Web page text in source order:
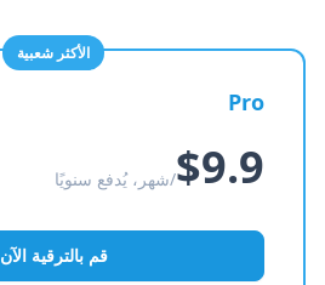
الأكثر شعبية
Pro
$9.9/شهر، يُدفع سنويًا
قم بالترقية الآن